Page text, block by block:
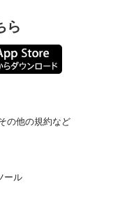
ら
の他の規約など
ール